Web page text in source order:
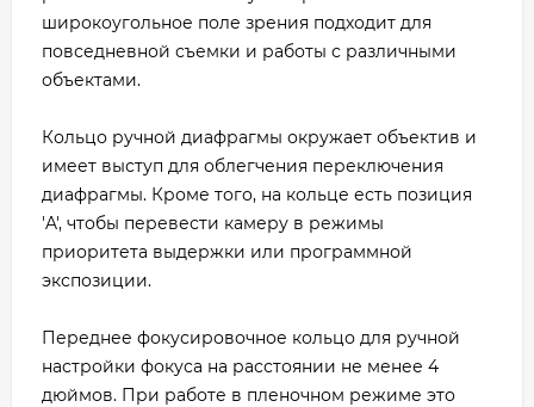
широкоугольное поле зрения подходит для
повседневной съемки и работы с различными
объектами.
Кольцо ручной диафрагмы окружает объектив и
имеет выступ для облегчения переключения
диафрагмы. Кроме того, на кольце есть позиция
'A', чтобы перевести камеру в режимы
приоритета выдержки или программной
экспозиции.
Переднее фокусировочное кольцо для ручной
настройки фокуса на расстоянии не менее 4
дюймов. При работе в пленочном режиме это